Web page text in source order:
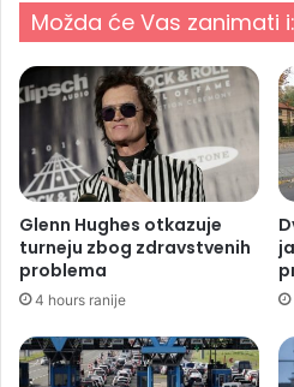
Možda će Vas zanimati i:
Glenn Hughes otkazuje
turneju zbog zdravstvenih
problema
4 hours ranije